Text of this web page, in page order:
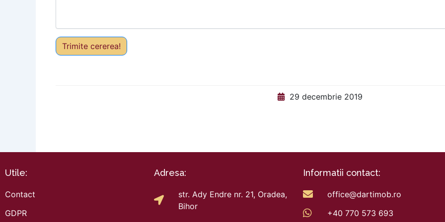
Trimite cererea!
29 decembrie 2019
Utile:
Contact
GDPR
Adresa:
str. Ady Endre nr. 21, Oradea,
Bihor
Informatii contact:
office@dartimob.ro
+40 770 573 693